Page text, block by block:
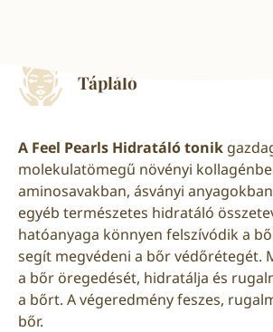
Tápláló
A Feel Pearls Hidratáló tonik
molekulatömegű növényi
aminosavakban, ásványi
egyéb természetes hidratáló
hatóanyaga könnyen felszívódik a
segít megvédeni a bőr védőrétegét.
a bőr öregedését, hidratálja és
a bőrt. A végeredmény feszes,
bőr.